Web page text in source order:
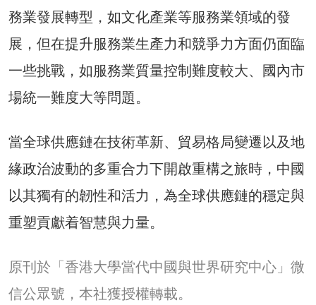
務業發展轉型，如文化產業等服務業領域的發
展，但在提升服務業生產力和競爭力方面仍面臨
一些挑戰，如服務業質量控制難度較大、國內市
場統一難度大等問題。
當全球供應鏈在技術革新、貿易格局變遷以及地
緣政治波動的多重合力下開啟重構之旅時，中國
以其獨有的韌性和活力，為全球供應鏈的穩定與
重塑貢獻着智慧與力量。
原刊於「香港大學當代中國與世界研究中心」微
信公眾號 ，本社獲授權轉載。